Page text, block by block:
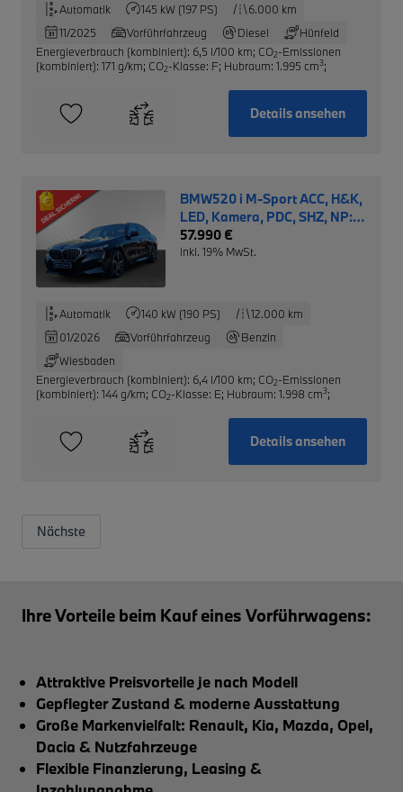
Automatik 145 kW (197 PS)
6.000 km
11/2025
Vorführfahrzeug Diesel
Hünfeld
Energieverbrauch (kombiniert): 6,5 l/100 km; CO2-Emissionen
(kombiniert): 171 g/km; CO2-Klasse: F; Hubraum: 1.995 cm3;
Details ansehen
BMW520 i M-Sport ACC, H&K,
LED, Kamera, PDC, SHZ, NP:
69.580€
57.990 €
inkl. 19% MwSt.
Automatik 140 kW (190 PS)
12.000 km
01/2026
Vorführfahrzeug
Benzin
Wiesbaden
Energieverbrauch (kombiniert): 6,4 l/100 km; CO2-Emissionen
(kombiniert): 144 g/km; CO2-Klasse: E; Hubraum: 1.998 cm3;
Details ansehen
Nächste
Ihre Vorteile beim Kauf eines Vorführwagens:
Attraktive Preisvorteile je nach Modell
Gepflegter Zustand & moderne Ausstattung
Große Markenvielfalt: Renault, Kia, Mazda, Opel,
Dacia & Nutzfahrzeuge
Flexible Finanzierung, Leasing &